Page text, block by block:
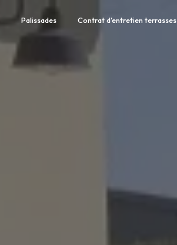
Palissades Contrat d'entretien terrasses